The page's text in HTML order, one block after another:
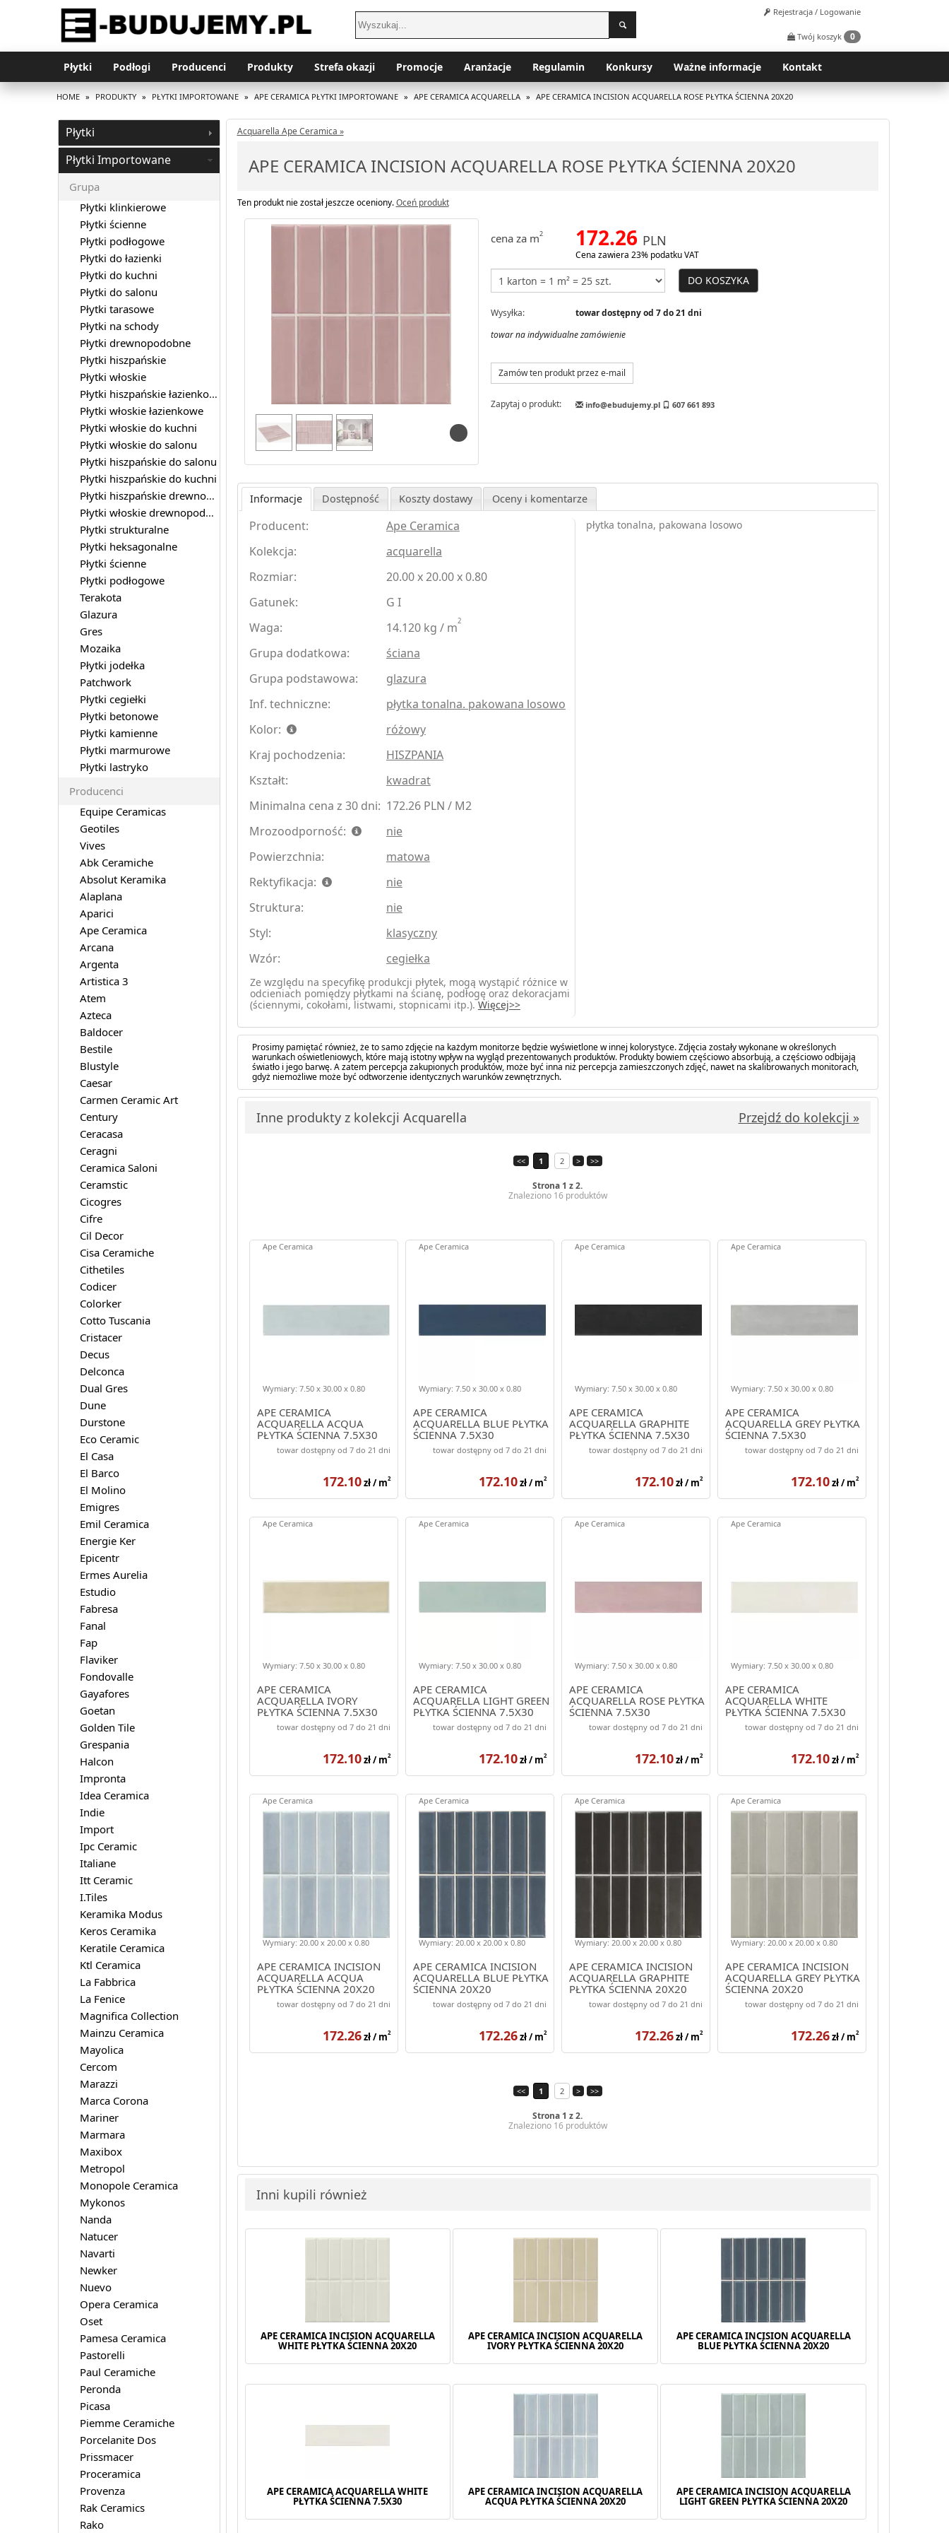
Rejestracja / Logowanie
Twój koszyk 0
Płytki Podłogi Producenci Produkty Strefa okazji Promocje Aranżacje Regulamin Konkursy Ważne informacje Kontakt
HOME » PRODUKTY » PŁYTKI IMPORTOWANE » APE CERAMICA PŁYTKI IMPORTOWANE » APE CERAMICA ACQUARELLA » APE CERAMICA INCISION ACQUARELLA ROSE PŁYTKA ŚCIENNA 20X20
Acquarella Ape Ceramica »
APE CERAMICA INCISION ACQUARELLA ROSE PŁYTKA ŚCIENNA 20X20
Ten produkt nie został jeszcze oceniony.Oceń produkt
cena za m2 172.26 PLN
Cena zawiera 23% podatku VAT
DO KOSZYKA
Wysyłka:
towar dostępny od 7 do 21 dni
towar na indywidualne zamówienie
Zamów ten produkt przez e-mail
Zapytaj o produkt: info@ebudujemy.pl 607 661 893
Informacje Dostępność Koszty dostawy Oceny i komentarze
Producent:
Ape Ceramica
Kolekcja:
acquarella
Rozmiar:
20.00 x 20.00 x 0.80
Gatunek:
G I
Waga:
14.120 kg / m2
Grupa dodatkowa:
ściana
Grupa podstawowa:
glazura
Inf. techniczne:
płytka tonalna. pakowana losowo
Kolor:
różowy
Kraj pochodzenia:
HISZPANIA
Kształt:
kwadrat
Minimalna cena z 30 dni: 172.26 PLN / M2
Mrozoodporność:
nie
Powierzchnia:
matowa
Rektyfikacja:
nie
Struktura:
nie
Styl:
klasyczny
Wzór:
cegiełka
Ze względu na specyfikę produkcji płytek, mogą wystąpić różnice w
odcieniach pomiędzy płytkami na ścianę, podłogę oraz dekoracjami
(ściennymi, cokołami, listwami, stopnicami itp.). Więcej>>
płytka tonalna, pakowana losowo
Prosimy pamiętać również, że to samo zdjęcie na każdym monitorze będzie wyświetlone w innej kolorystyce. Zdjęcia zostały wykonane w określonych
warunkach oświetleniowych, które mają istotny wpływ na wygląd prezentowanych produktów. Produkty bowiem częściowo absorbują, a częściowo odbijają
światło i jego barwę. A zatem percepcja zakupionych produktów, może być inna niż percepcja zamieszczonych zdjęć, nawet na skalibrowanych monitorach,
gdyż niemożliwe może być odtworzenie identycznych warunków zewnętrznych.
Inne produkty z kolekcji Acquarella Przejdź do kolekcji »
<< 1 2 > >>
Strona 1 z 2.
Znaleziono 16 produktów
APE CERAMICA
ACQUARELLA ACQUA
PŁYTKA ŚCIENNA 7.5X30
Wymiary: 7.50 x 30.00 x 0.80
Ape Ceramica
towar dostępny od 7 do 21 dni
172.10zł / m2
APE CERAMICA
ACQUARELLA BLUE PŁYTKA
ŚCIENNA 7.5X30
Wymiary: 7.50 x 30.00 x 0.80
Ape Ceramica
towar dostępny od 7 do 21 dni
172.10zł / m2
APE CERAMICA
ACQUARELLA GRAPHITE
PŁYTKA ŚCIENNA 7.5X30
Wymiary: 7.50 x 30.00 x 0.80
Ape Ceramica
towar dostępny od 7 do 21 dni
172.10zł / m2
APE CERAMICA
ACQUARELLA GREY PŁYTKA
ŚCIENNA 7.5X30
Wymiary: 7.50 x 30.00 x 0.80
Ape Ceramica
towar dostępny od 7 do 21 dni
172.10zł / m2
APE CERAMICA
ACQUARELLA IVORY
PŁYTKA ŚCIENNA 7.5X30
Wymiary: 7.50 x 30.00 x 0.80
Ape Ceramica
towar dostępny od 7 do 21 dni
172.10zł / m2
APE CERAMICA
ACQUARELLA LIGHT GREEN
PŁYTKA ŚCIENNA 7.5X30
Wymiary: 7.50 x 30.00 x 0.80
Ape Ceramica
towar dostępny od 7 do 21 dni
172.10zł / m2
APE CERAMICA
ACQUARELLA ROSE PŁYTKA
ŚCIENNA 7.5X30
Wymiary: 7.50 x 30.00 x 0.80
Ape Ceramica
towar dostępny od 7 do 21 dni
172.10zł / m2
APE CERAMICA
ACQUARELLA WHITE
PŁYTKA ŚCIENNA 7.5X30
Wymiary: 7.50 x 30.00 x 0.80
Ape Ceramica
towar dostępny od 7 do 21 dni
172.10zł / m2
APE CERAMICA INCISION
ACQUARELLA ACQUA
PŁYTKA ŚCIENNA 20X20
Wymiary: 20.00 x 20.00 x 0.80
Ape Ceramica
towar dostępny od 7 do 21 dni
172.26zł / m2
APE CERAMICA INCISION
ACQUARELLA BLUE PŁYTKA
ŚCIENNA 20X20
Wymiary: 20.00 x 20.00 x 0.80
Ape Ceramica
towar dostępny od 7 do 21 dni
172.26zł / m2
APE CERAMICA INCISION
ACQUARELLA GRAPHITE
PŁYTKA ŚCIENNA 20X20
Wymiary: 20.00 x 20.00 x 0.80
Ape Ceramica
towar dostępny od 7 do 21 dni
172.26zł / m2
APE CERAMICA INCISION
ACQUARELLA GREY PŁYTKA
ŚCIENNA 20X20
Wymiary: 20.00 x 20.00 x 0.80
Ape Ceramica
towar dostępny od 7 do 21 dni
172.26zł / m2
<< 1 2 > >>
Strona 1 z 2.
Znaleziono 16 produktów
Inni kupili również
APE CERAMICA INCISION ACQUARELLA
WHITE PŁYTKA ŚCIENNA 20X20
APE CERAMICA INCISION ACQUARELLA
IVORY PŁYTKA ŚCIENNA 20X20
APE CERAMICA INCISION ACQUARELLA
BLUE PŁYTKA ŚCIENNA 20X20
APE CERAMICA ACQUARELLA WHITE
PŁYTKA ŚCIENNA 7.5X30
APE CERAMICA INCISION ACQUARELLA
ACQUA PŁYTKA ŚCIENNA 20X20
APE CERAMICA INCISION ACQUARELLA
LIGHT GREEN PŁYTKA ŚCIENNA 20X20
Płytki
Płytki Importowane
Grupa
Płytki klinkierowe
Płytki ścienne
Płytki podłogowe
Płytki do łazienki
Płytki do kuchni
Płytki do salonu
Płytki tarasowe
Płytki na schody
Płytki drewnopodobne
Płytki hiszpańskie
Płytki włoskie
Płytki hiszpańskie łazienkowe
Płytki włoskie łazienkowe
Płytki włoskie do kuchni
Płytki włoskie do salonu
Płytki hiszpańskie do salonu
Płytki hiszpańskie do kuchni
Płytki hiszpańskie drewnopodobne
Płytki włoskie drewnopodobne
Płytki strukturalne
Płytki heksagonalne
Płytki ścienne
Płytki podłogowe
Terakota
Glazura
Gres
Mozaika
Płytki jodełka
Patchwork
Płytki cegiełki
Płytki betonowe
Płytki kamienne
Płytki marmurowe
Płytki lastryko
Producenci
Equipe Ceramicas
Geotiles
Vives
Abk Ceramiche
Absolut Keramika
Alaplana
Aparici
Ape Ceramica
Arcana
Argenta
Artistica 3
Atem
Azteca
Baldocer
Bestile
Blustyle
Caesar
Carmen Ceramic Art
Century
Ceracasa
Ceragni
Ceramica Saloni
Ceramstic
Cicogres
Cifre
Cil Decor
Cisa Ceramiche
Cithetiles
Codicer
Colorker
Cotto Tuscania
Cristacer
Decus
Delconca
Dual Gres
Dune
Durstone
Eco Ceramic
El Casa
El Barco
El Molino
Emigres
Emil Ceramica
Energie Ker
Epicentr
Ermes Aurelia
Estudio
Fabresa
Fanal
Fap
Flaviker
Fondovalle
Gayafores
Goetan
Golden Tile
Grespania
Halcon
Impronta
Idea Ceramica
Indie
Import
Ipc Ceramic
Italiane
Itt Ceramic
I.Tiles
Keramika Modus
Keros Ceramika
Keratile Ceramica
Ktl Ceramica
La Fabbrica
La Fenice
Magnifica Collection
Mainzu Ceramica
Mayolica
Cercom
Marazzi
Marca Corona
Mariner
Marmara
Maxibox
Metropol
Monopole Ceramica
Mykonos
Nanda
Natucer
Navarti
Newker
Nuevo
Opera Ceramica
Oset
Pamesa Ceramica
Pastorelli
Paul Ceramiche
Peronda
Picasa
Piemme Ceramiche
Porcelanite Dos
Prissmacer
Proceramica
Provenza
Rak Ceramics
Rako